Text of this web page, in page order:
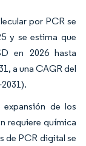
por PCR se
y se estima que
en 2026 hasta
a una CAGR del
de los
requiere química
de PCR digital se